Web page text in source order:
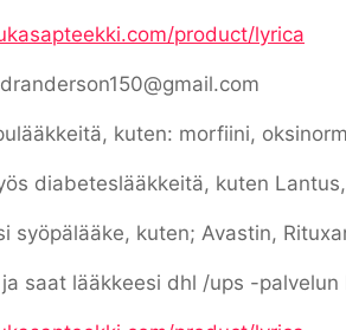
product/lyrica
kuten: morfiini,
diabeteslääkkeitä, kuten
syöpälääke, kuten; Avastin,
saat lääkkeesi dhl /ups -palvelun